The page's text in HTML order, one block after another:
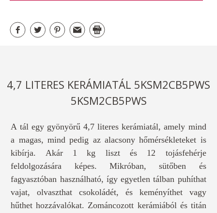
4,7 LITERES KERÁMIATÁL 5KSM2CB5PWS
5KSM2CB5PWS
A tál egy gyönyörű 4,7 literes kerámiatál, amely mind
a magas, mind pedig az alacsony hőmérsékleteket is
kibírja. Akár 1 kg liszt és 12 tojásfehérje
feldolgozására képes. Mikróban, sütőben és
fagyasztóban használható, így egyetlen tálban puhíthat
vajat, olvaszthat csokoládét, és keményíthet vagy
hűthet hozzávalókat. Zománcozott kerámiából és titán